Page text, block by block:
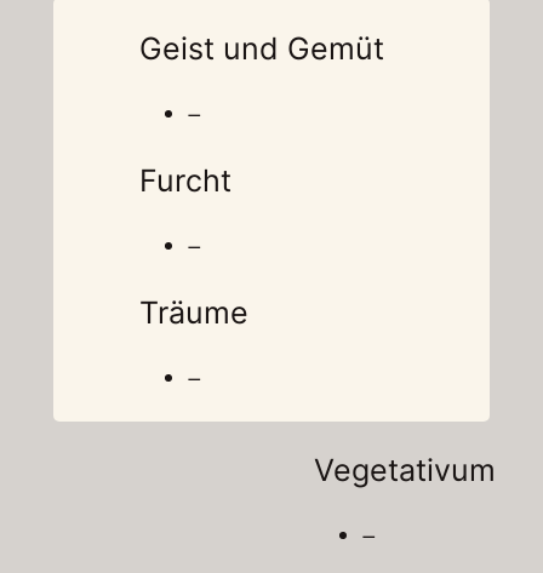
Geist und Gemüt
–
Furcht
–
Träume
–
Vegetativum
–